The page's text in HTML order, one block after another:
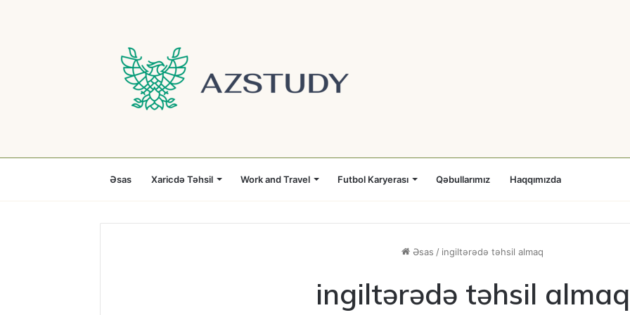
Əsas Xaricdə Təhsil Work and Travel Futbol Karyerası Qəbullarımız Haqqımızda
Əsas / ingiltərədə təhsil almaq
ingiltərədə təhsil almaq